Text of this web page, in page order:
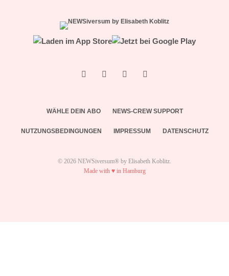
WÄHLE DEIN ABO NEWS-CREW SUPPORT
NUTZUNGSBEDINGUNGEN IMPRESSUM DATENSCHUTZ
© 2026 NEWSiversum® by Elisabeth Koblitz.
Made with ♥ in Hamburg